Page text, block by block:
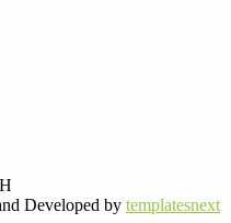
Developed by templatesnext